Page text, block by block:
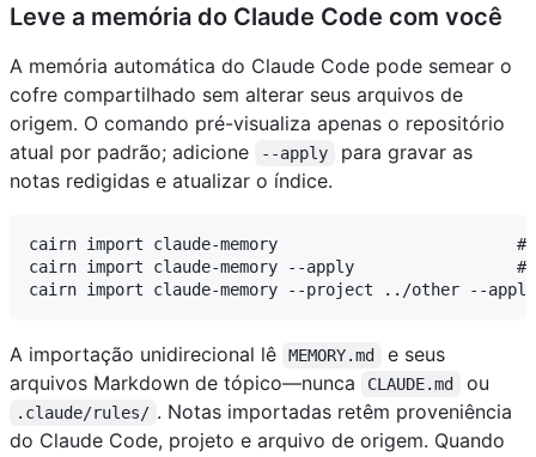
Leve a memória do Claude Code com você
A memória automática do Claude Code pode semear o
cofre compartilhado sem alterar seus arquivos de
origem. O comando pré-visualiza apenas o repositório
atual por padrão; adicione
--apply
para gravar as
notas redigidas e atualizar o índice.
cairn import claude-memory                         #
cairn import claude-memory --apply                 #
A importação unidirecional lê MEMORY.md
e seus
arquivos Markdown de tópico—nunca
CLAUDE.md ou
.claude/rules/ . Notas importadas retêm proveniência
do Claude Code, projeto e arquivo de origem. Quando